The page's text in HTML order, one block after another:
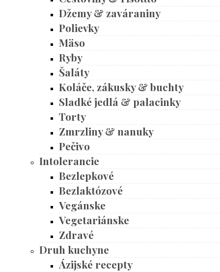
Džemy & zaváraniny
Polievky
Mäso
Ryby
Šaláty
Koláče, zákusky & buchty
Sladké jedlá & palacinky
Torty
Zmrzliny & nanuky
Pečivo
Intolerancie
Bezlepkové
Bezlaktózové
Vegánske
Vegetariánske
Zdravé
Druh kuchyne
Ázijské recepty